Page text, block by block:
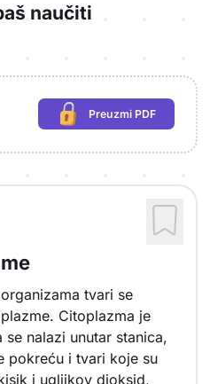
naučiti
Preuzmi PDF
(potrebna prijava)
tvari se
Citoplazma je
nalazi unutar stanica,
pokreću i tvari koje su
i ugljikov dioksid,